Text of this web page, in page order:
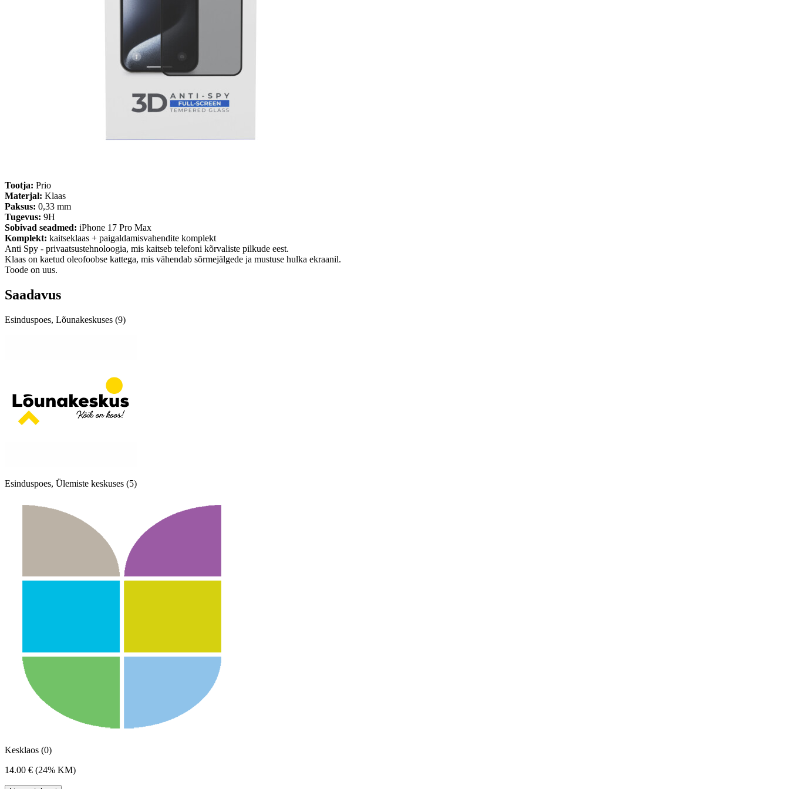
Tootja: Prio
Materjal: Klaas
Paksus: 0,33 mm
Tugevus: 9H
Sobivad seadmed: iPhone 17 Pro Max
Komplekt: kaitseklaas + paigaldamisvahendite komplekt
Anti Spy - privaatsustehnoloogia, mis kaitseb telefoni kõrvaliste pilkude eest.
Klaas on kaetud oleofoobse kattega, mis vähendab sõrmejälgede ja mustuse hulka ekraanil.
Toode on uus.
Saadavus
Esinduspoes, Lõunakeskuses (9)
Esinduspoes, Ülemiste keskuses (5)
Kesklaos (0)
14.00 € (24% KM)